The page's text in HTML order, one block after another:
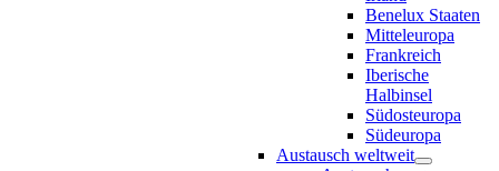
Benelux Staaten
Mitteleuropa
Frankreich
Iberische
Halbinsel
Südosteuropa
Südeuropa
Austausch weltweit